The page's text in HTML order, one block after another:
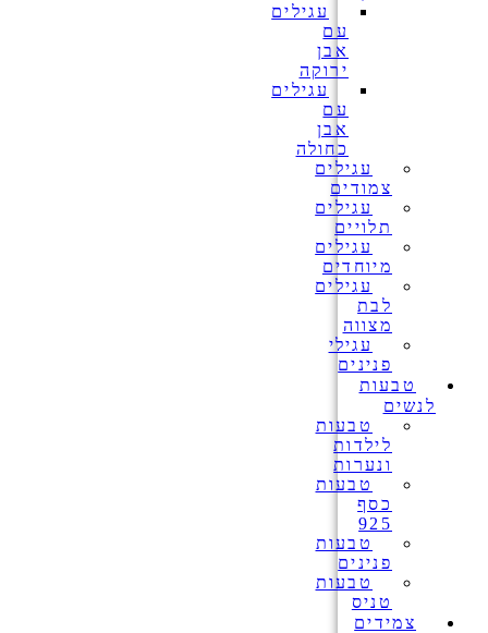
עגילים
עם
אבן
ירוקה
עגילים
עם
אבן
כחולה
עגילים
צמודים
עגילים
תלויים
עגילים
מיוחדים
עגילים
לבת
מצווה
עגילי
פנינים
טבעות
לנשים
טבעות
לילדות
ונערות
טבעות
כסף
925
טבעות
פנינים
טבעות
טניס
צמידים